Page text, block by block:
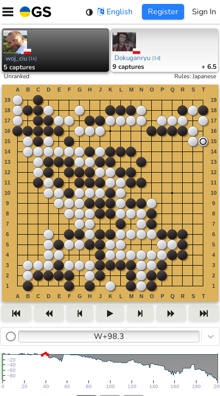
Skip
content
English Register Sign In
woj_ciu [1k]
5 captures
Dokuganryu [1d]
9 captures + 6.5
Unranked Rules:Japanese
W+98.3
0 20 40 60 80 100 120 140 160 180
−80
−60
−40
−20